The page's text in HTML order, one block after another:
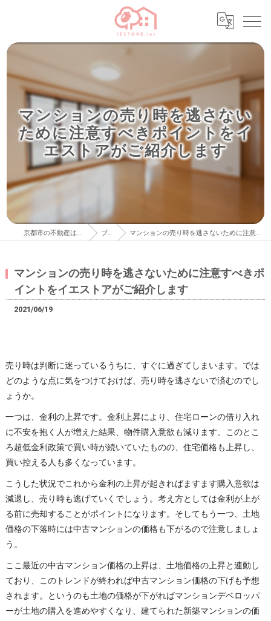
マンションの売り時を逃さない
ために注意すべきポイントをイ
エストアがご紹介します
京都市の不動産はイエストア株式会社 ブログ マンションの売り時を逃さないために注意すべきポイントをイエストアがご紹介します
マンションの売り時を逃さないために注意すべきポ
イントをイエストアがご紹介します
2021/06/19
売り時は判断に迷っているうちに、すぐに過ぎてしまいます。では
どのような点に気をつけておけば、売り時を逃さないで済むのでし
ょうか。
一つは、金利の上昇です。金利上昇により、住宅ローンの借り入れ
に不安を抱く人が増えた結果、物件購入意欲も減ります。このとこ
ろ超低金利政策で買い時が続いていたものの、住宅価格も上昇し、
買い控える人も多くなっています。
こうした状況でこれから金利の上昇が起きればますます購入意欲は
減退し、売り時も逃げていくでしょう。考え方としては金利が上が
る前に売却することがポイントになります。そしてもう一つ、土地
価格の下落時には中古マンションの価格も下がるので注意しましょ
う。
ここ最近の中古マンション価格の上昇は、土地価格の上昇と連動し
ており、このトレンドが終われば中古マンション価格の下げも予想
されます。というのも土地の価格が下がればマンションデベロッパ
ーが土地の購入を進めやすくなり、建てられた新築マンションの価